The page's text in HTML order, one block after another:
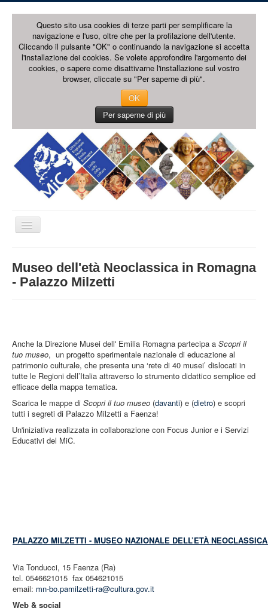
Questo sito usa cookies di terze parti per semplificare la
navigazione e l'uso, oltre che per la profilazione dell'utente.
Cliccando il pulsante "OK" o continuando la navigazione si accetta
l'installazione dei cookies. Se volete approfondire l'argomento dei
cookies, o sapere come disattivarne l'installazione sul vostro
browser, cliccate su "Per saperne di più".
OK
Per saperne di più
Cambia
navigazione
STRUTTURA
Museo dell'età Neoclassica in Romagna
- Palazzo Milzetti
Anche la Direzione Musei dell' Emilia Romagna partecipa a Scopri il
tuo museo, un progetto sperimentale nazionale di educazione al
patrimonio culturale, che presenta una ‘rete di 40 musei’ dislocati in
tutte le Regioni dell’Italia attraverso lo strumento didattico semplice ed
efficace della mappa tematica.
Scarica le mappe di Scopri il tuo museo (davanti) e (dietro) e scopri
tutti i segreti di Palazzo Milzetti a Faenza!
Un'iniziativa realizzata in collaborazione con Focus Junior e i Servizi
Educativi del MiC.
PALAZZO MILZETTI - MUSEO NAZIONALE DELL’ETÀ
Via Tonducci, 15 Faenza (Ra)
tel. 0546621015 fax 054621015
email: mn-bo.pamilzetti-ra@cultura.gov.it
Web & social